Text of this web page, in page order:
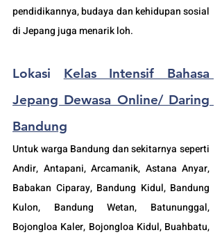
pendidikannya, budaya dan kehidupan sosial
di Jepang juga menarik loh.
Lokasi Kelas Intensif Bahasa
Jepang Dewasa Online/ Daring
Bandung
Andir, Antapani, Arcamanik, Astana Anyar,
Babakan Ciparay, Bandung Kidul, Bandung
Kulon, Bandung Wetan, Batununggal,
Bojongloa Kaler, Bojongloa Kidul, Buahbatu,